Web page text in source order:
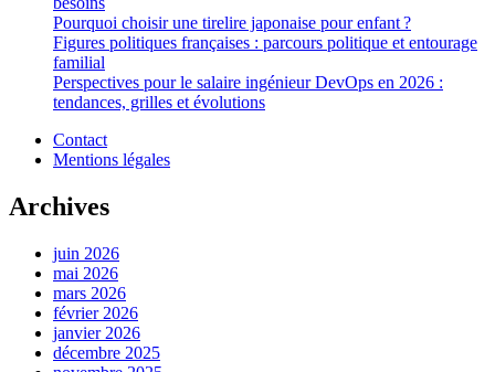
Pourquoi choisir une tirelire japonaise pour enfant ?
Figures politiques françaises : parcours politique et entourage
familial
Perspectives pour le salaire ingénieur DevOps en 2026 :
tendances, grilles et évolutions
Contact
Mentions légales
Archives
juin 2026
mai 2026
mars 2026
février 2026
janvier 2026
décembre 2025